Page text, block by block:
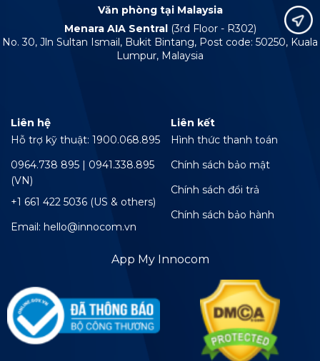
Văn phòng tại Malaysia
Menara AIA Sentral (3rd Floor - R302)
No. 30, Jln Sultan Ismail, Bukit Bintang, Post code: 50250, Kuala
Lumpur, Malaysia
Liên hệ
Hỗ trợ kỹ thuật: 1900.068.895
0964.738 895 | 0941.338.895
(VN)
+1 661 422 5036 (US & others)
Email: hello@innocom.vn
Liên kết
Hình thức thanh toán
Chính sách bảo mật
Chính sách đổi trả
Chính sách bảo hành
App My Innocom